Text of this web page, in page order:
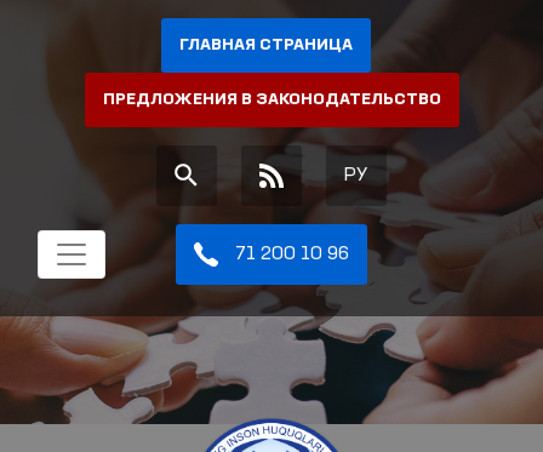
ГЛАВНАЯ СТРАНИЦА
ПРЕДЛОЖЕНИЯ В ЗАКОНОДАТЕЛЬСТВО
РУ
71 200 10 96